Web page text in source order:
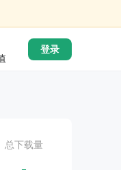
登录
总下载量